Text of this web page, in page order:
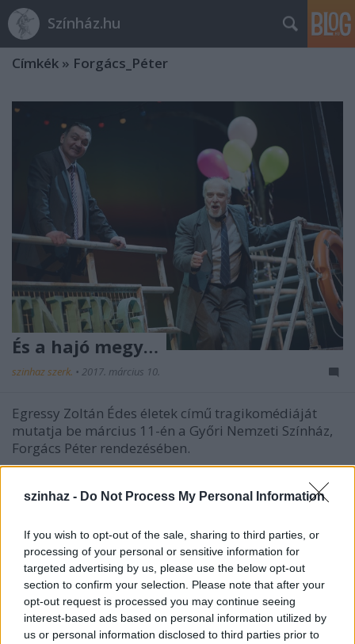
szinhaz - Do Not Process My Personal Information
If you wish to opt-out of the sale, sharing to third parties, or
processing of your personal or sensitive information for
targeted advertising by us, please use the below opt-out
section to confirm your selection. Please note that after your
opt-out request is processed you may continue seeing
interest-based ads based on personal information utilized by
us or personal information disclosed to third parties prior to
Színház.hu
Címkék » Forgács_Péter
És a hajó megy…
szinhaz szerk. • 2017. március 10.
Egressy Zoltán Édes életek című tragikomédiáját
mutatja be március 11-én a Győri Nemzeti Színház,
Forgács Péter rendezésében.